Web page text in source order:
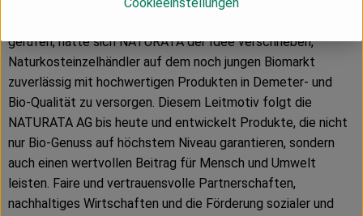
gerufen, hatte sich NATURATA der Idee verschrieben,
Naturkosteinzelhändler auf dem noch jungen Biomarkt
zuverlässig mit hochwertigen Produkten in Demeter- und
Bio-Qualität zu versorgen. Diesem Leitmotiv folgt die
NATURATA AG bis heute und entwickelt Produkte, die nicht
nur Bio-Genuss auf höchstem Niveau garantieren, sondern
auch einen wertvollen Beitrag für Mensch und Umwelt
leisten. Faire und vertrauensvolle Partnerschaften,
nachhaltiges Wirtschaften und die Förderung sozialer und